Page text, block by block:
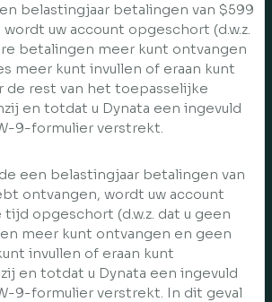
belastingjaar betalingen van $599
uw account opgeschort (d.w.z.
betalingen meer kunt ontvangen
meer kunt invullen of eraan kunt
de rest van het toepasselijke
en totdat u Dynata een ingevuld
9-formulier verstrekt.
een belastingjaar betalingen van
ontvangen, wordt uw account
opgeschort (d.w.z. dat u geen
meer kunt ontvangen en geen
invullen of eraan kunt
en totdat u Dynata een ingevuld
9-formulier verstrekt. In dit geval